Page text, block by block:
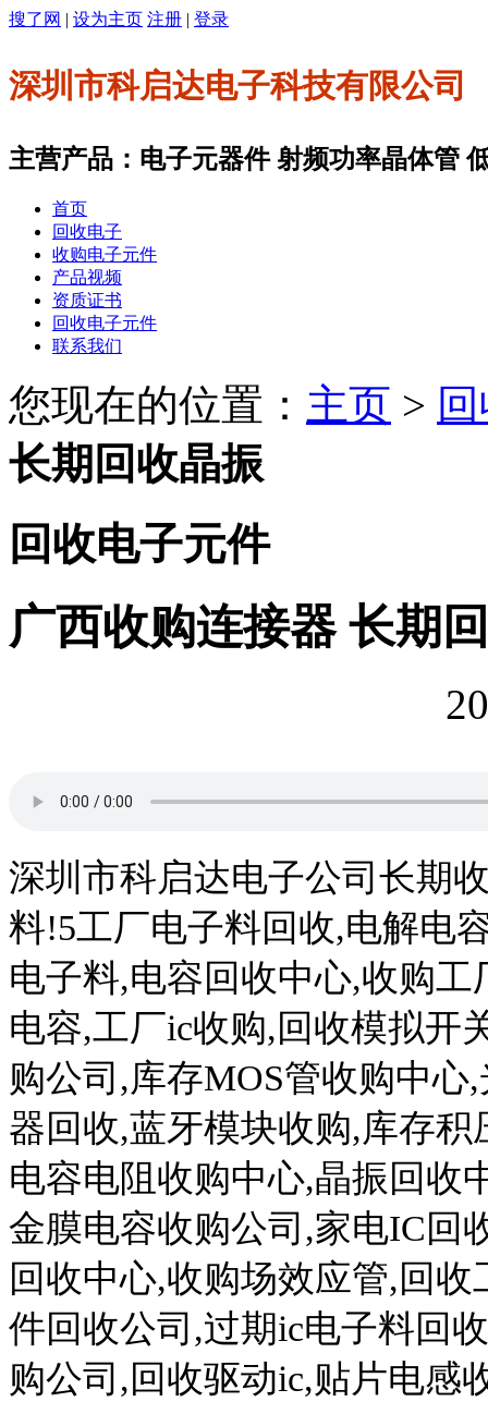
搜了网 | 设为主页 注册 | 登录
深圳市科启达电子科技有限公司
主营产品：电子元器件 射频功率晶体管
首页
回收电子
收购电子元件
产品视频
资质证书
回收电子元件
联系我们
您现在的位置： 主页 >
长期回收晶振
回收电子元件
广西收购连接器 长期
深圳市科启达电子公司长期
料!5工厂电子料回收,电解电
电子料,电容回收中心,收购工
电容,工厂ic收购,回收模拟开
购公司 ,库存MOS管收购中心,
器回收,蓝牙模块收购,库存积
电容电阻收购中心,晶振回收
金膜电容收购公司 ,家电IC回
回收中心,收购场效应管,回收
件回收公司 ,过期ic电子料回收
购公司 ,回收驱动ic,贴片电感